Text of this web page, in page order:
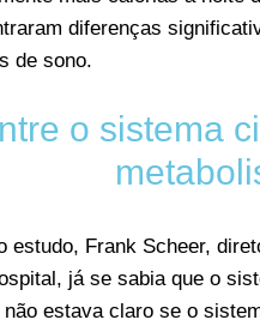
diferenças
de sono.
o sistema
estudo, Frank Scheer,
já se sabia que o
estava claro se o